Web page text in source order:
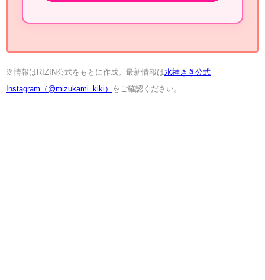
※情報はRIZIN公式をもとに作成。最新情報は水神きき公式
Instagram（@mizukami_kiki） をご確認ください。